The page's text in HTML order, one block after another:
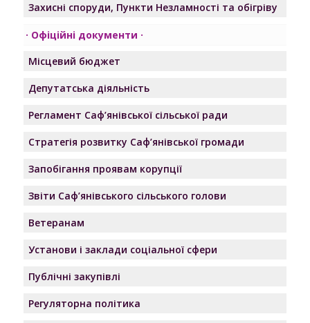
Захисні споруди, Пункти Незламності та обігріву
Офіційні документи
Місцевий бюджет
Депутатська діяльність
Регламент Саф’янівської сільської ради
Стратегія розвитку Саф’янівської громади
Запобігання проявам корупції
Звіти Саф’янівського сільського голови
Ветеранам
Установи і заклади соціальної сфери
Публічні закупівлі
Регуляторна політика